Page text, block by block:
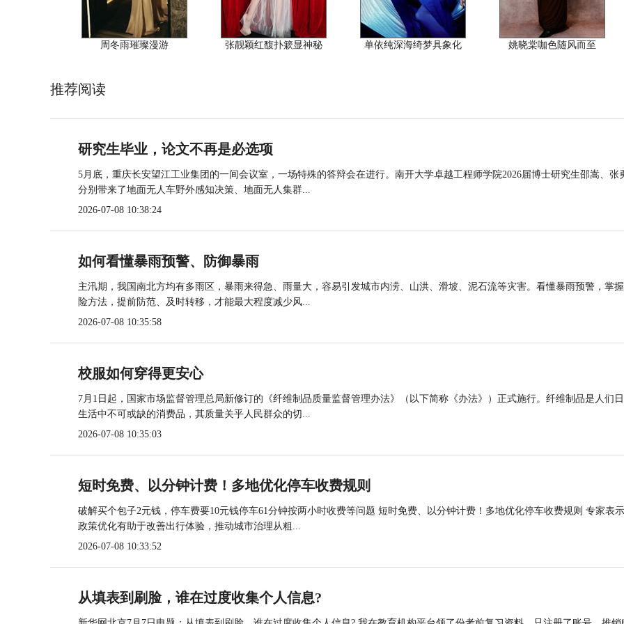
周冬雨璀璨漫游 张靓颖红馥扑簌显神秘 单依纯深海绮梦具象化 姚晓棠咖色随风而至
推荐阅读
研究生毕业，论文不再是必选项
5月底，重庆长安望江工业集团的一间会议室，一场特殊的答辩会在进行。南开大学卓越工程师学院2026届博士研究生邵嵩、张
分别带来了地面无人车野外感知决策、地面无人集群...
2026-07-08 10:38:24
如何看懂暴雨预警、防御暴雨
主汛期，我国南北方均有多雨区，暴雨来得急、雨量大，容易引发城市内涝、山洪、滑坡、泥石流等灾害。看懂暴雨预警，掌
险方法，提前防范、及时转移，才能最大程度减少风...
2026-07-08 10:35:58
校服如何穿得更安心
7月1日起，国家市场监督管理总局新修订的《纤维制品质量监督管理办法》（以下简称《办法》）正式施行。纤维制品是人们
生活中不可或缺的消费品，其质量关乎人民群众的切...
2026-07-08 10:35:03
短时免费、以分钟计费！多地优化停车收费规则
破解买个包子2元钱，停车费要10元钱停车61分钟按两小时收费等问题 短时免费、以分钟计费！多地优化停车收费规则 专家表
政策优化有助于改善出行体验，推动城市治理从粗...
2026-07-08 10:33:52
从填表到刷脸，谁在过度收集个人信息?